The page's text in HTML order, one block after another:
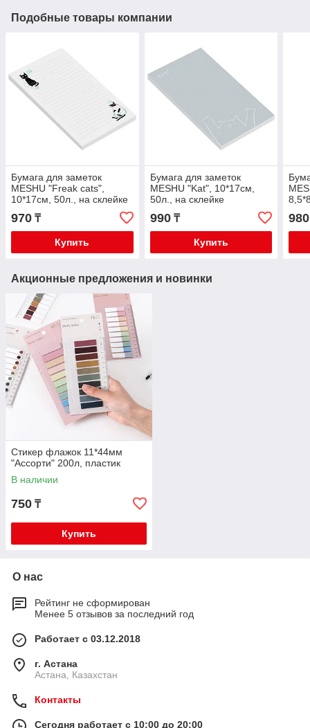
Подобные товары компании
Бумага для заметок
MESHU "Freak cats",
10*17см, 50л., на склейке
MS_65015
970 ₸
Купить
Бумага для заметок
MESHU "Kat", 10*17см,
50л., на склейке
MS_65018
990₸
Купить
980
Акционные предложения и новинки
Стикер флажок 11*44мм
"Ассорти" 200л, пластик
В наличии
750 ₸
Купить
О нас
Рейтинг не сформирован
Менее 5 отзывов за последний год
Работает с 03.12.2018
г. Астана
Астана, Казахстан
Контакты
Сегодня работает с 10:00 до 20:00